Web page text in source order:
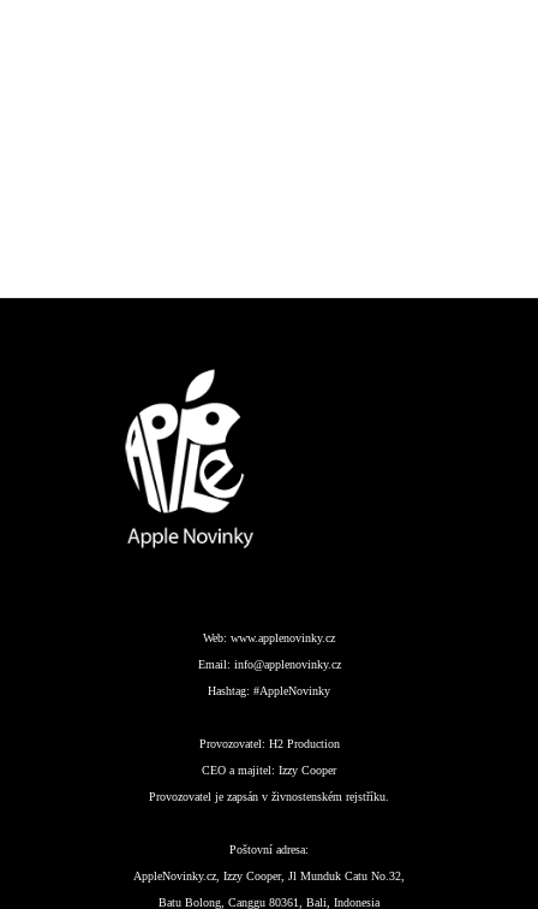
Web: www.applenovinky.cz
Email: info@applenovinky.cz
Hashtag: #AppleNovinky
Provozovatel: H2 Production
CEO a majitel: Izzy Cooper
Provozovatel je zapsán v živnostenském rejstříku.
Poštovní adresa:
AppleNovinky.cz, Izzy Cooper, Jl Munduk Catu No.32,
Batu Bolong, Canggu 80361, Bali, Indonesia